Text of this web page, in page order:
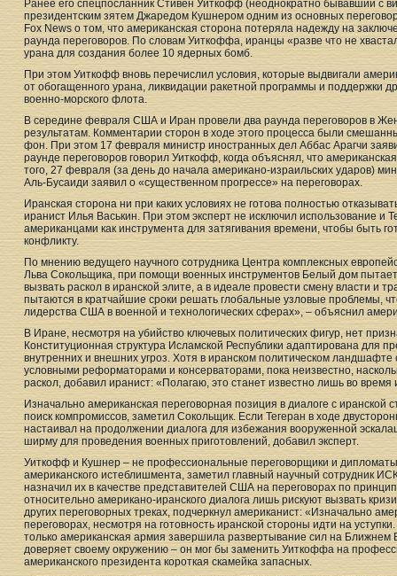
Ранее его спецпосланник Стивен Уиткофф (неоднократно бывавший с
президентским зятем Джаредом Кушнером одним из основных
Fox News о том, что американская сторона потеряла надежду на
раунда переговоров. По словам Уиткоффа, иранцы «разве что не
урана для создания более 10 ядерных бомб.
При этом Уиткофф вновь перечислил условия, которые выдвигали
от обогащенного урана, ликвидации ракетной программы и поддержки
военно-морского флота.
В середине февраля США и Иран провели два раунда переговоров в
результатам. Комментарии сторон в ходе этого процесса были
фон. При этом 17 февраля министр иностранных дел Аббас Арагчи
раунде переговоров говорил Уиткофф, когда объяснял, что
того, 27 февраля (за день до начала американо-израильских ударов)
Аль-Бусаиди заявил о «существенном прогрессе» на переговорах.
Иранская сторона ни при каких условиях не готова полностью
иранист Илья Васькин. При этом эксперт не исключил использование и
американцами как инструмента для затягивания времени, чтобы быть
конфликту.
По мнению ведущего научного сотрудника Центра комплексных
Льва Сокольщика, при помощи военных инструментов Белый дом
вызвать раскол в иранской элите, а в идеале провести смену власти и
пытаются в кратчайшие сроки решать глобальные узловые проблемы,
лидерства США в военной и технологических сферах», – объяснил
В Иране, несмотря на убийство ключевых политических фигур, нет
Конституционная структура Исламской Республики адаптирована для
внутренних и внешних угроз. Хотя в иранском политическом
условными реформаторами и консерваторами, пока неизвестно,
раскол, добавил иранист: «Полагаю, это станет известно лишь во время
Изначально американская переговорная позиция в диалоге с
поиск компромиссов, заметил Сокольщик. Если Тегеран в ходе
настаивал на продолжении диалога для избежания вооруженной
ширму для проведения военных приготовлений, добавил эксперт.
Уиткофф и Кушнер – не профессиональные переговорщики и
американского истеблишмента, заметил главный научный сотрудник
назначил их в качестве представителей США на переговорах по
относительно американо-иранского диалога лишь рискуют вызвать
других переговорных треках, подчеркнул американист: «Изначально
переговорах, несмотря на готовность иранской стороны идти на
только американская армия завершила развертывание сил на Ближнем
доверяет своему окружению – он мог бы заменить Уиткоффа на
американского президента короткая скамейка запасных.